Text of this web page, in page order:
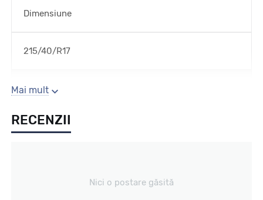
Dimensiune
215/40/R17
Sezon
Vara
Mai mult
RECENZII
Nici o postare găsită